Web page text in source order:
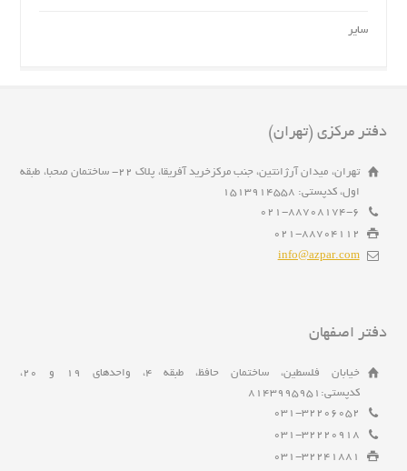
سایر
دفتر مرکزی (تهران)
تهران، میدان آرژانتین، جنب مرکزخرید آفریقا، پلاک 22- ساختمان صحبا، طبقه
اول، کدپستی: 1513914558
021-88708174-6
021-88704112
info@azpar.com
دفتر اصفهان
خیابان فلسطین، ساختمان حافظ، طبقه 4، واحدهای 19 و 20،
کدپستی:8143995951
031-32206052
031-32220918
031-32241881